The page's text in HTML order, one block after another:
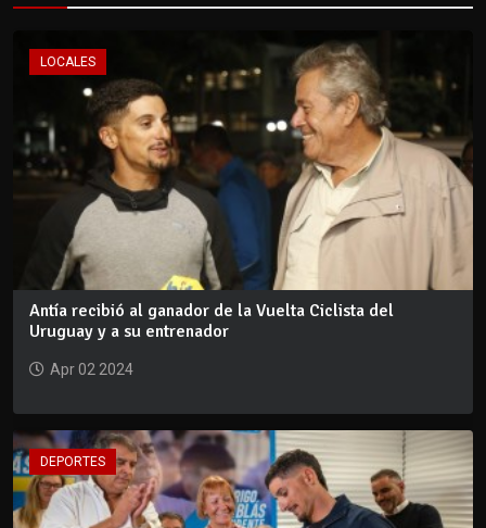
LOCALES
Antía recibió al ganador de la Vuelta Ciclista del
Uruguay y a su entrenador
Apr 02 2024
DEPORTES